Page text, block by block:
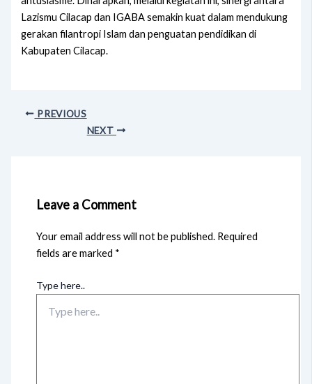
Lazismu Cilacap dan IGABA semakin kuat dalam mendukung
gerakan filantropi Islam dan penguatan pendidikan di
Kabupaten Cilacap.
PREVIOUS
NEXT
Leave a Comment
Your email address will not be published. Required
fields are marked *
Type here..